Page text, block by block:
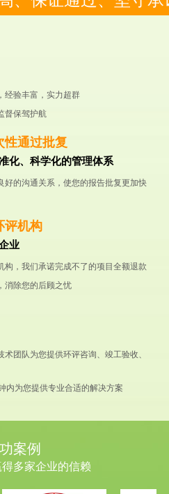
经验丰富，实力超群
督保驾护航
性通过批复
化、科学化的管理体系
好的沟通关系，使您的报告批复更加快
评机构
业
构，我们承诺完成不了的项目全额退款
消除您的后顾之忧
团队为您提供环评咨询、竣工验收、
内为您提供专业合适的解决方案
案例
多家企业的信赖